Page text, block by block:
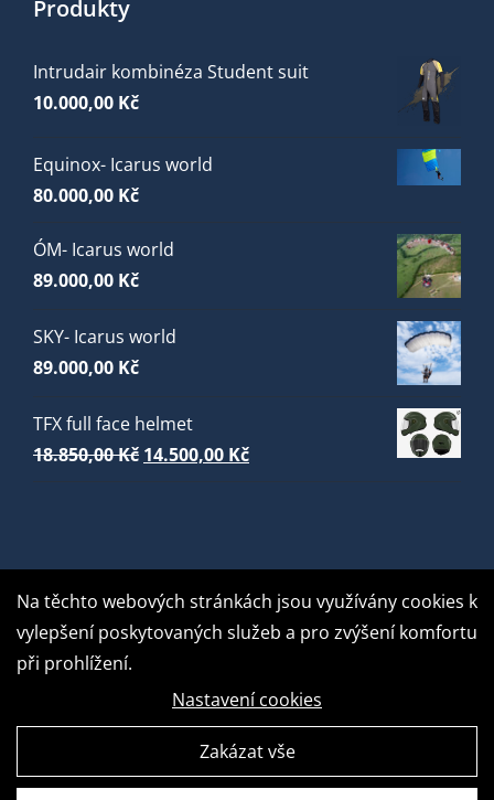
Produkty
Intrudair kombinéza Student suit
10.000,00 Kč
Equinox- Icarus world
80.000,00 Kč
ÓM- Icarus world
89.000,00 Kč
SKY- Icarus world
89.000,00 Kč
TFX full face helmet
18.850,00Kč Původní
14.500,00 KčAktuální
GDPR Ready
Na těchto webových stránkách jsou využívány cookies k
vylepšení poskytovaných služeb a pro zvýšení komfortu
při prohlížení.
Nastavení cookies
Zakázat vše